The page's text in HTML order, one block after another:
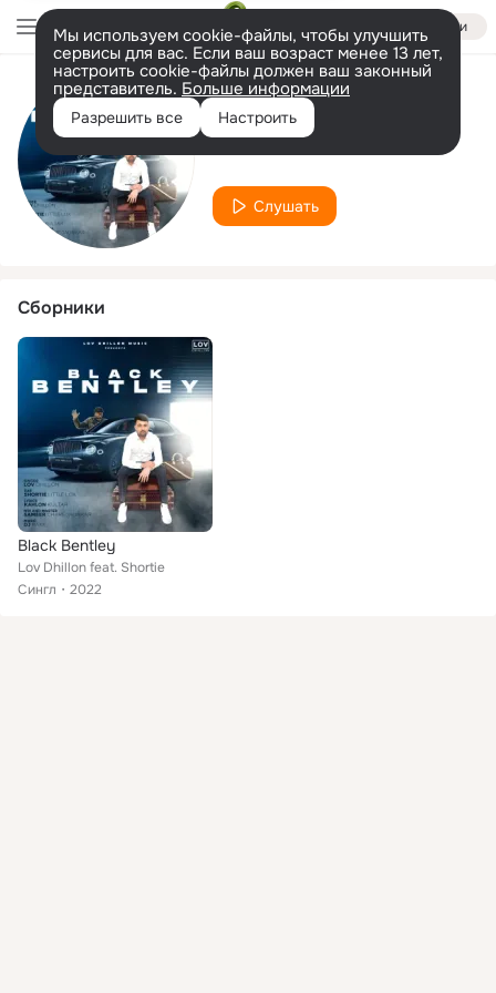
Войти
Мы используем cookie-файлы, чтобы улучшить
сервисы для вас. Если ваш возраст менее 13 лет,
настроить cookie-файлы должен ваш законный
представитель. Больше информации
Разрешить все Настроить
Исполнитель
Lov Dhillon
Слушать
Сборники
Black Bentley
Lov Dhillon feat. Shortie
Сингл
2022